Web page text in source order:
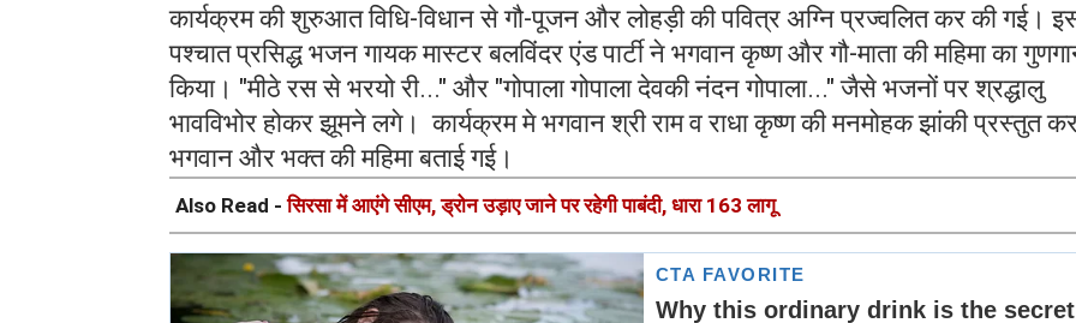
​​कार्यक्रम की शुरुआत विधि-विधान से गौ-पूजन और लोहड़ी की पवित्र अग्नि प्रज्वलित कर की गई।
पश्चात प्रसिद्ध भजन गायक मास्टर बलविंदर एंड पार्टी ने भगवान कृष्ण और गौ-माता की महिमा का
किया। "मीठे रस से भरयो री..." और "गोपाला गोपाला देवकी नंदन गोपाला..." जैसे भजनों पर श्रद्धालु
भावविभोर होकर झूमने लगे। कार्यक्रम मे भगवान श्री राम व राधा कृष्ण की मनमोहक झांकी प्रस्तुत
भगवान और भक्त की महिमा बताई गई।
Also Read -सिरसा में आएंगे सीएम, ड्रोन उड़ाए जाने पर रहेगी पाबंदी, धारा 163 लागू